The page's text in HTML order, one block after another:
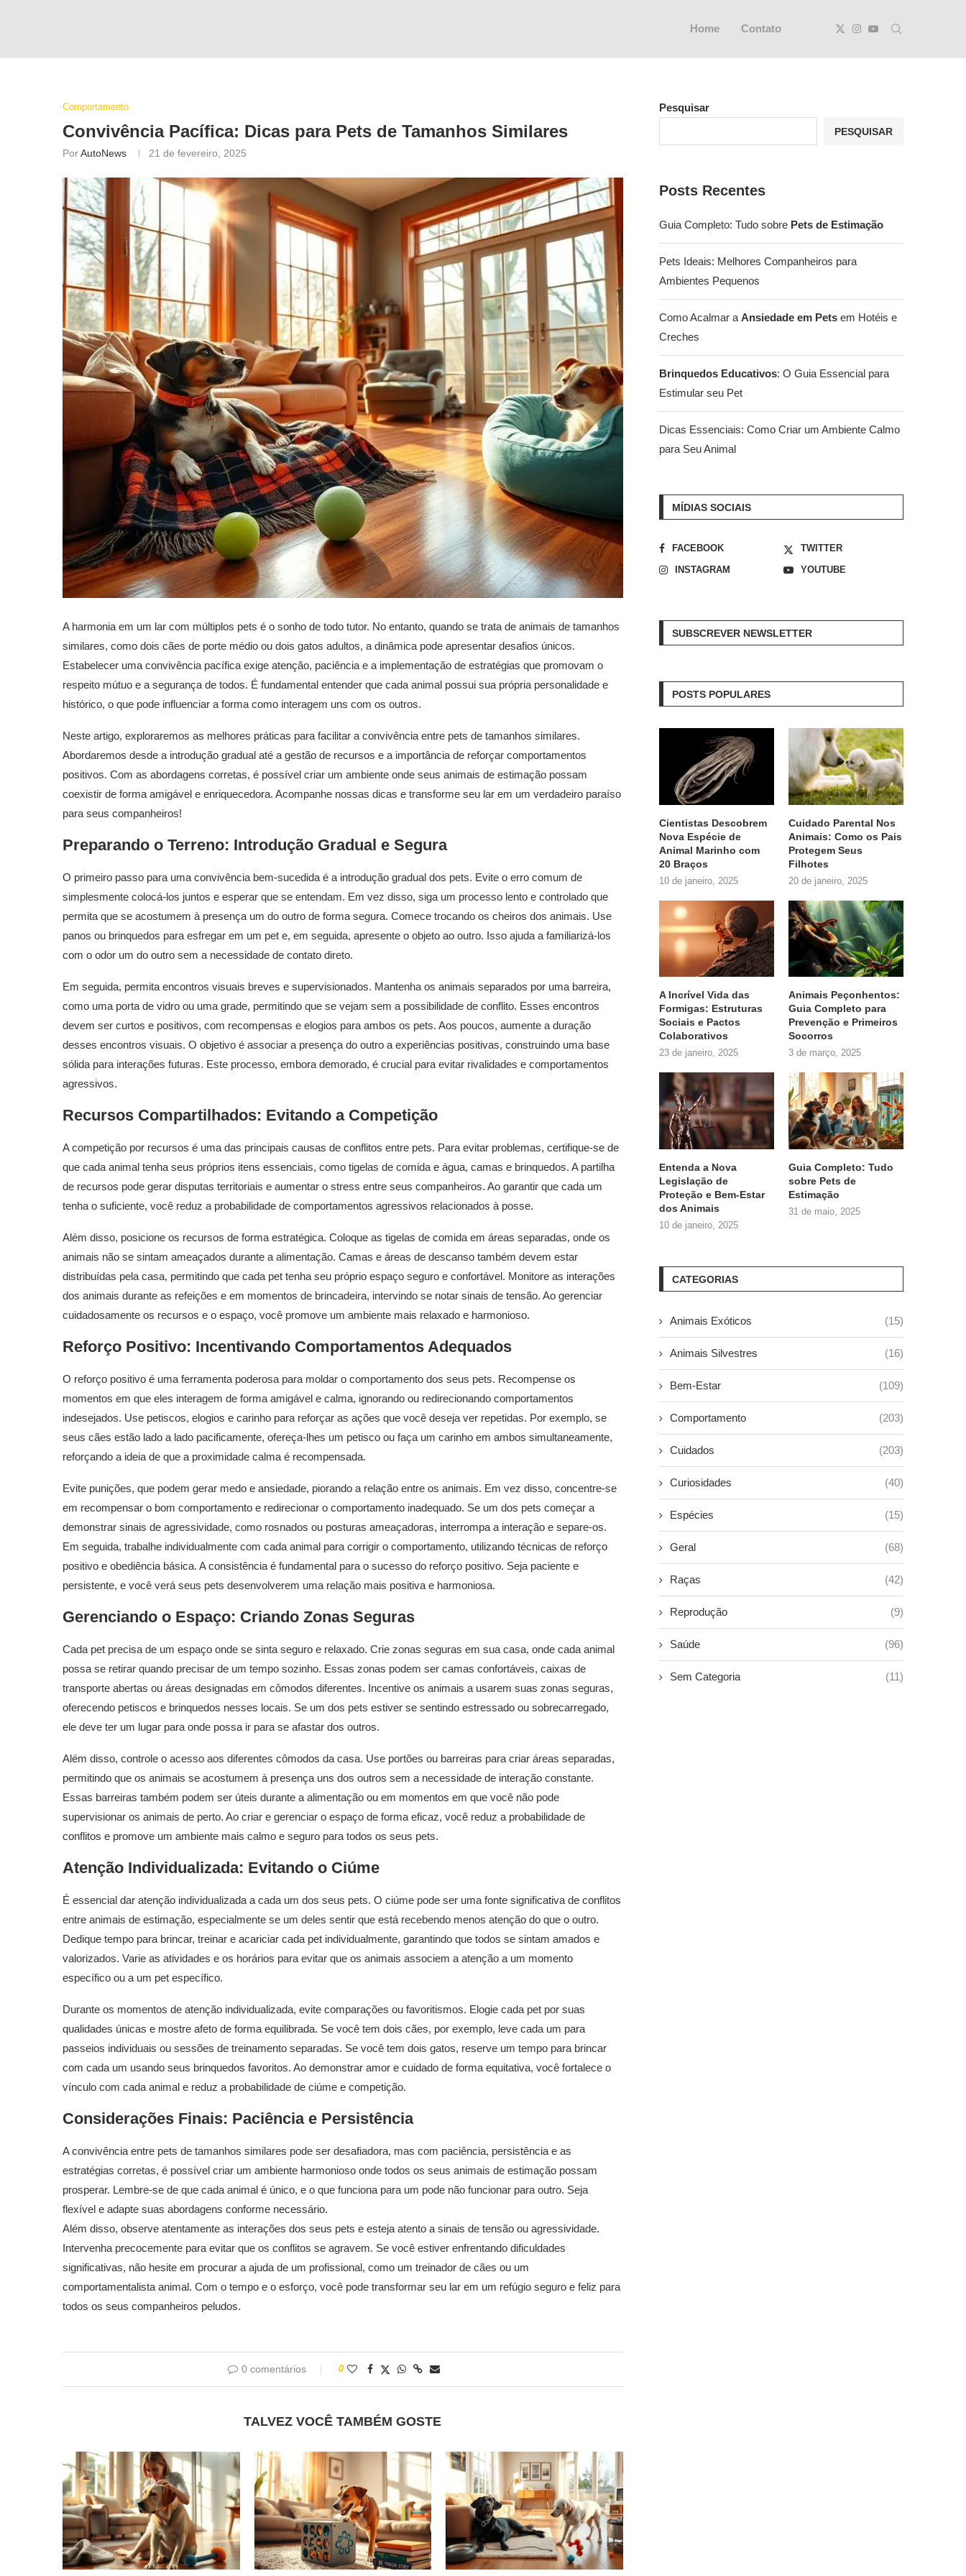
Home Contato
Comportamento
Convivência Pacífica: Dicas para Pets de Tamanhos Similares
PorAutoNews 21 de fevereiro, 2025
A harmonia em um lar com múltiplos pets é o sonho de todo tutor. No entanto, quando se trata de animais de tamanhos
similares, como dois cães de porte médio ou dois gatos adultos, a dinâmica pode apresentar desafios únicos.
Estabelecer uma convivência pacífica exige atenção, paciência e a implementação de estratégias que promovam o
respeito mútuo e a segurança de todos. É fundamental entender que cada animal possui sua própria personalidade e
histórico, o que pode influenciar a forma como interagem uns com os outros.
Neste artigo, exploraremos as melhores práticas para facilitar a convivência entre pets de tamanhos similares.
Abordaremos desde a introdução gradual até a gestão de recursos e a importância de reforçar comportamentos
positivos. Com as abordagens corretas, é possível criar um ambiente onde seus animais de estimação possam
coexistir de forma amigável e enriquecedora. Acompanhe nossas dicas e transforme seu lar em um verdadeiro paraíso
para seus companheiros!
Preparando o Terreno: Introdução Gradual e Segura
O primeiro passo para uma convivência bem-sucedida é a introdução gradual dos pets. Evite o erro comum de
simplesmente colocá-los juntos e esperar que se entendam. Em vez disso, siga um processo lento e controlado que
permita que se acostumem à presença um do outro de forma segura. Comece trocando os cheiros dos animais. Use
panos ou brinquedos para esfregar em um pet e, em seguida, apresente o objeto ao outro. Isso ajuda a familiarizá-los
com o odor um do outro sem a necessidade de contato direto.
Em seguida, permita encontros visuais breves e supervisionados. Mantenha os animais separados por uma barreira,
como uma porta de vidro ou uma grade, permitindo que se vejam sem a possibilidade de conflito. Esses encontros
devem ser curtos e positivos, com recompensas e elogios para ambos os pets. Aos poucos, aumente a duração
desses encontros visuais. O objetivo é associar a presença do outro a experiências positivas, construindo uma base
sólida para interações futuras. Este processo, embora demorado, é crucial para evitar rivalidades e comportamentos
agressivos.
Recursos Compartilhados: Evitando a Competição
A competição por recursos é uma das principais causas de conflitos entre pets. Para evitar problemas, certifique-se de
que cada animal tenha seus próprios itens essenciais, como tigelas de comida e água, camas e brinquedos. A partilha
de recursos pode gerar disputas territoriais e aumentar o stress entre seus companheiros. Ao garantir que cada um
tenha o suficiente, você reduz a probabilidade de comportamentos agressivos relacionados à posse.
Além disso, posicione os recursos de forma estratégica. Coloque as tigelas de comida em áreas separadas, onde os
animais não se sintam ameaçados durante a alimentação. Camas e áreas de descanso também devem estar
distribuídas pela casa, permitindo que cada pet tenha seu próprio espaço seguro e confortável. Monitore as interações
dos animais durante as refeições e em momentos de brincadeira, intervindo se notar sinais de tensão. Ao gerenciar
cuidadosamente os recursos e o espaço, você promove um ambiente mais relaxado e harmonioso.
Reforço Positivo: Incentivando Comportamentos Adequados
O reforço positivo é uma ferramenta poderosa para moldar o comportamento dos seus pets. Recompense os
momentos em que eles interagem de forma amigável e calma, ignorando ou redirecionando comportamentos
indesejados. Use petiscos, elogios e carinho para reforçar as ações que você deseja ver repetidas. Por exemplo, se
seus cães estão lado a lado pacificamente, ofereça-lhes um petisco ou faça um carinho em ambos simultaneamente,
reforçando a ideia de que a proximidade calma é recompensada.
Evite punições, que podem gerar medo e ansiedade, piorando a relação entre os animais. Em vez disso, concentre-se
em recompensar o bom comportamento e redirecionar o comportamento inadequado. Se um dos pets começar a
demonstrar sinais de agressividade, como rosnados ou posturas ameaçadoras, interrompa a interação e separe-os.
Em seguida, trabalhe individualmente com cada animal para corrigir o comportamento, utilizando técnicas de reforço
positivo e obediência básica. A consistência é fundamental para o sucesso do reforço positivo. Seja paciente e
persistente, e você verá seus pets desenvolverem uma relação mais positiva e harmoniosa.
Gerenciando o Espaço: Criando Zonas Seguras
Cada pet precisa de um espaço onde se sinta seguro e relaxado. Crie zonas seguras em sua casa, onde cada animal
possa se retirar quando precisar de um tempo sozinho. Essas zonas podem ser camas confortáveis, caixas de
transporte abertas ou áreas designadas em cômodos diferentes. Incentive os animais a usarem suas zonas seguras,
oferecendo petiscos e brinquedos nesses locais. Se um dos pets estiver se sentindo estressado ou sobrecarregado,
ele deve ter um lugar para onde possa ir para se afastar dos outros.
Além disso, controle o acesso aos diferentes cômodos da casa. Use portões ou barreiras para criar áreas separadas,
permitindo que os animais se acostumem à presença uns dos outros sem a necessidade de interação constante.
Essas barreiras também podem ser úteis durante a alimentação ou em momentos em que você não pode
supervisionar os animais de perto. Ao criar e gerenciar o espaço de forma eficaz, você reduz a probabilidade de
conflitos e promove um ambiente mais calmo e seguro para todos os seus pets.
Atenção Individualizada: Evitando o Ciúme
É essencial dar atenção individualizada a cada um dos seus pets. O ciúme pode ser uma fonte significativa de conflitos
entre animais de estimação, especialmente se um deles sentir que está recebendo menos atenção do que o outro.
Dedique tempo para brincar, treinar e acariciar cada pet individualmente, garantindo que todos se sintam amados e
valorizados. Varie as atividades e os horários para evitar que os animais associem a atenção a um momento
específico ou a um pet específico.
Durante os momentos de atenção individualizada, evite comparações ou favoritismos. Elogie cada pet por suas
qualidades únicas e mostre afeto de forma equilibrada. Se você tem dois cães, por exemplo, leve cada um para
passeios individuais ou sessões de treinamento separadas. Se você tem dois gatos, reserve um tempo para brincar
com cada um usando seus brinquedos favoritos. Ao demonstrar amor e cuidado de forma equitativa, você fortalece o
vínculo com cada animal e reduz a probabilidade de ciúme e competição.
Considerações Finais: Paciência e Persistência
A convivência entre pets de tamanhos similares pode ser desafiadora, mas com paciência, persistência e as
estratégias corretas, é possível criar um ambiente harmonioso onde todos os seus animais de estimação possam
prosperar. Lembre-se de que cada animal é único, e o que funciona para um pode não funcionar para outro. Seja
flexível e adapte suas abordagens conforme necessário.
Além disso, observe atentamente as interações dos seus pets e esteja atento a sinais de tensão ou agressividade.
Intervenha precocemente para evitar que os conflitos se agravem. Se você estiver enfrentando dificuldades
significativas, não hesite em procurar a ajuda de um profissional, como um treinador de cães ou um
comportamentalista animal. Com o tempo e o esforço, você pode transformar seu lar em um refúgio seguro e feliz para
todos os seus companheiros peludos.
0 comentários 0
TALVEZ VOCÊ TAMBÉM GOSTE
Pesquisar
PESQUISAR
Posts Recentes
Guia Completo: Tudo sobre Pets de Estimação
Pets Ideais: Melhores Companheiros para
Ambientes Pequenos
Como Acalmar a Ansiedade em Pets em Hotéis e
Creches
Brinquedos Educativos: O Guia Essencial para
Estimular seu Pet
Dicas Essenciais: Como Criar um Ambiente Calmo
para Seu Animal
MÍDIAS SOCIAIS
FACEBOOK
TWITTER
INSTAGRAM
YOUTUBE
SUBSCREVER NEWSLETTER
POSTS POPULARES
Cientistas Descobrem
Nova Espécie de
Animal Marinho com
20 Braços
10 de janeiro, 2025
Cuidado Parental Nos
Animais: Como os Pais
Protegem Seus
Filhotes
20 de janeiro, 2025
A Incrível Vida das
Formigas: Estruturas
Sociais e Pactos
Colaborativos
23 de janeiro, 2025
Animais Peçonhentos:
Guia Completo para
Prevenção e Primeiros
Socorros
3 de março, 2025
Entenda a Nova
Legislação de
Proteção e Bem-Estar
dos Animais
10 de janeiro, 2025
Guia Completo: Tudo
sobre Pets de
Estimação
31 de maio, 2025
CATEGORIAS
Animais Exóticos (15)
Animais Silvestres (16)
Bem-Estar (109)
Comportamento (203)
Cuidados (203)
Curiosidades (40)
Espécies (15)
Geral (68)
Raças (42)
Reprodução (9)
Saúde (96)
Sem Categoria (11)